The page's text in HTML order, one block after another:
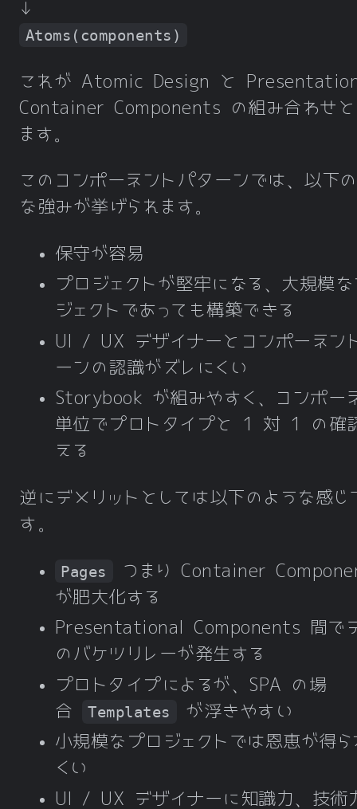
↓
Atoms(components)
これが Atomic Design と
Container Components の組み合わせと
ます。
このコンポーネントパターンでは、以下
な強みが挙げられます。
保守が容易
プロジェクトが堅牢になる、大規模
ジェクトであっても構築できる
UI / UX デザイナーとコンポーネン
ーンの認識がズレにくい
Storybook が組みやすく、コンポー
単位でプロトタイプと 1 対 1 の確
える
逆にデメリットとしては以下のような感じ
す。
Pages
つまり Container
が肥大化する
Presentational Components 間で
のバケツリレーが発生する
プロトタイプによるが、SPA の場
合
Templates
が浮きやすい
小規模なプロジェクトでは恩恵が得ら
くい
UI / UX デザイナーに知識力、技術